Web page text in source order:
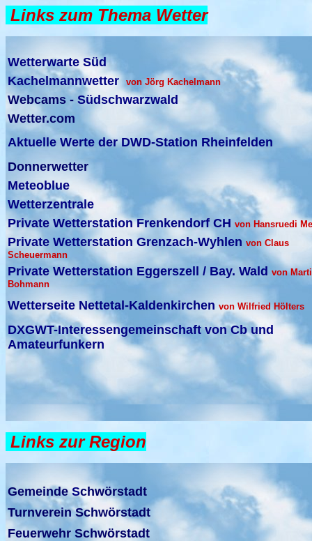
Links zum Thema Wetter
Wetterwarte Süd
Kachelmannwetter
von Jörg Kachelmann
Webcams - Südschwarzwald
Wetter.com
Aktuelle Werte der DWD-Station Rheinfelden
Donnerwetter
Meteoblue
Wetterzentrale
Private Wetterstation Frenkendorf CH von Hansruedi
Private Wetterstation Grenzach-Wyhlen von Claus
Scheuermann
Private Wetterstation Eggerszell / Bay. Wald von
Bohmann
Wetterseite Nettetal-Kaldenkirchen von Wilfried Hölters
DXGWT-Interessengemeinschaft von Cb und
Amateurfunkern
Links zur Region
GemeindeSchwörstadt
Turnverein Schwörstadt
Feuerwehr Schwörstadt